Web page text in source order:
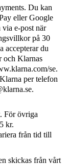
Du kan
eller Google
e-post när
på 30
accepterar du
och Klarnas
se.
per telefon
För övriga
kr.
från tid till
skickas från vårt